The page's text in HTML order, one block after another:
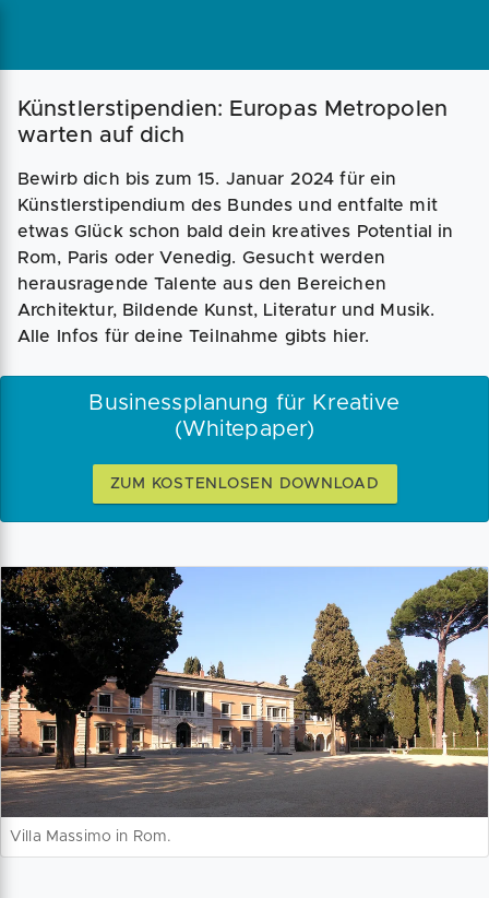
Künstlerstipendien: Europas Metropolen
warten auf dich
Bewirb dich bis zum 15. Januar 2024 für ein
Künstlerstipendium des Bundes und entfalte mit
etwas Glück schon bald dein kreatives Potential in
Rom, Paris oder Venedig. Gesucht werden
herausragende Talente aus den Bereichen
Architektur, Bildende Kunst, Literatur und Musik.
Alle Infos für deine Teilnahme gibts hier.
Businessplanung für Kreative
(Whitepaper)
ZUM KOSTENLOSEN DOWNLOAD
Villa Massimo in Rom.